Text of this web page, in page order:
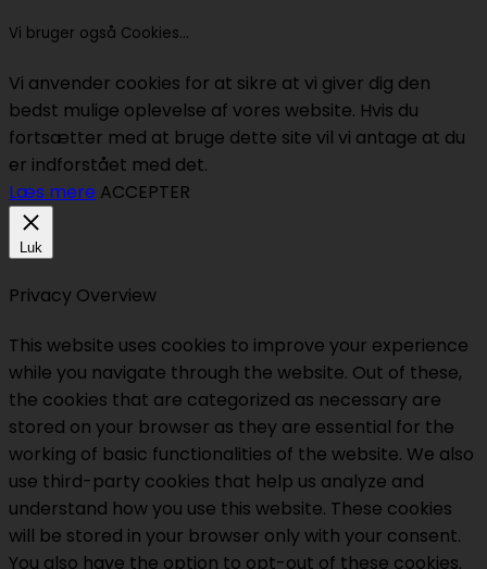
Vi bruger også Cookies...
Vi anvender cookies for at sikre at vi giver dig den
bedst mulige oplevelse af vores website. Hvis du
fortsætter med at bruge dette site vil vi antage at du
er indforstået med det.
Læs mere ACCEPTER
Luk
Privacy Overview
This website uses cookies to improve your experience
while you navigate through the website. Out of these,
the cookies that are categorized as necessary are
stored on your browser as they are essential for the
working of basic functionalities of the website. We also
use third-party cookies that help us analyze and
understand how you use this website. These cookies
will be stored in your browser only with your consent.
You also have the option to opt-out of these cookies.